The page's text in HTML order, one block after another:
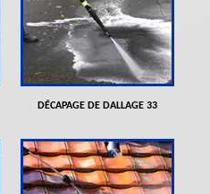
DÉCAPAGE DE DALLAGE 33